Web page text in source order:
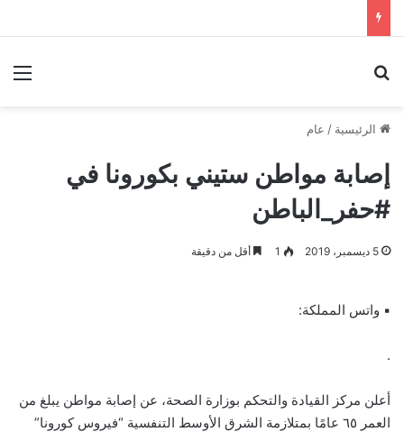
الرئيسية / عام
إصابة مواطن ستيني بكورونا في
#حفر_الباطن
5 ديسمبر، 2019 1 أقل من دقيقة
▪︎ واتس المملكة:
.
أعلن مركز القيادة والتحكم بوزارة الصحة، عن إصابة مواطن يبلغ من
العمر ٦٥ عامًا بمتلازمة الشرق الأوسط التنفسية “فيروس كورونا”